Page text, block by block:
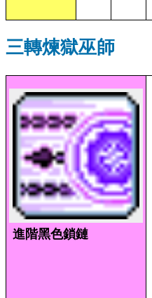
三轉煉獄巫師
進階黑色鎖鏈